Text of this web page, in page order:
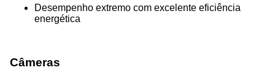
Desempenho extremo com excelente eficiência
energética
Câmeras